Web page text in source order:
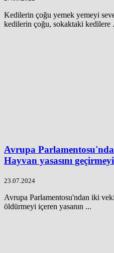
Kedilerin çoğu yemek yemeyi
kedilerin çoğu, sokaktaki kedilere
Avrupa
Hayvan yasasını
23.07.2024
Avrupa Parlamentosu'ndan iki
öldürmeyi içeren yasanın ...